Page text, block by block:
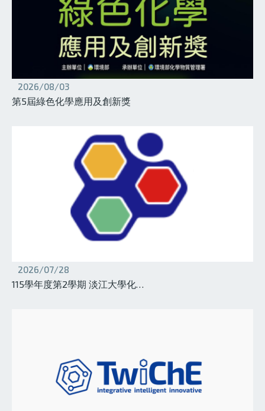
2026/08/03
第5屆綠色化學應用及創新獎
2026/07/28
115學年度第2學期 淡江大學化…